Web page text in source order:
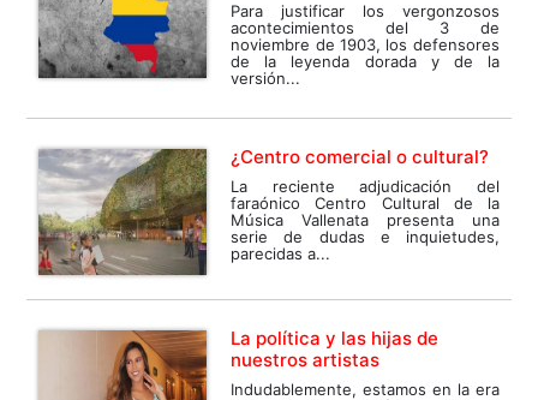
Para justificar los vergonzosos
acontecimientos del 3 de
noviembre de 1903, los defensores
de la leyenda dorada y de la
versión...
¿Centro comercial o cultural?
La reciente adjudicación del
faraónico Centro Cultural de la
Música Vallenata presenta una
serie de dudas e inquietudes,
parecidas a...
La política y las hijas de
nuestros artistas
Indudablemente, estamos en la era